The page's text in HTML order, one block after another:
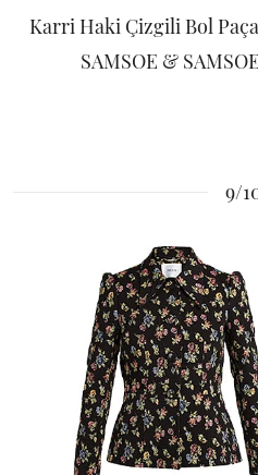
Karri Haki Çizgili Bol
SAMSOE &
9/